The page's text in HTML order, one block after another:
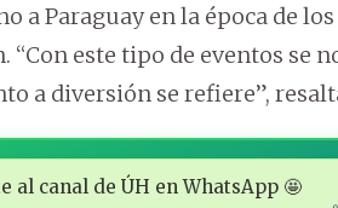
a Paraguay en la época de
este tipo de eventos se
a diversión se refiere”,
al canal de ÚH en WhatsApp 🤩